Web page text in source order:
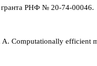
гранта РНФ № 20-74-00046.
A. Computationally